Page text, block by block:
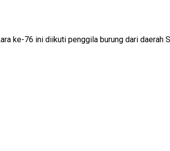
ke-76 ini diikuti penggila burung dari daerah